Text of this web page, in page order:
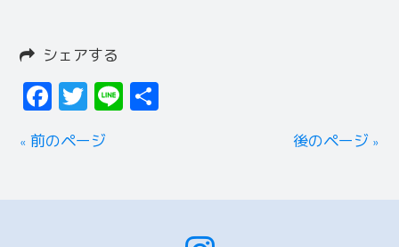
シェアする
Facebook
Twitter
Line
« 前のページ 後のページ »